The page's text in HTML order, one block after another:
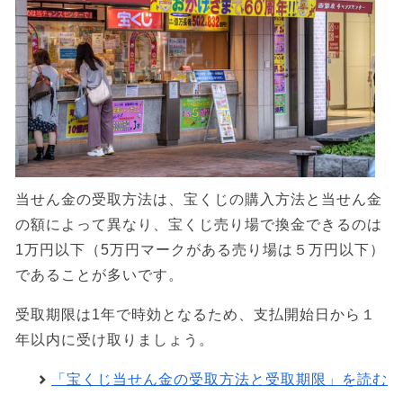
当せん金の受取方法は、宝くじの購入方法と当せん金
の額によって異なり、宝くじ売り場で換金できるのは
1万円以下（5万円マークがある売り場は５万円以下）
であることが多いです。
受取期限は1年で時効となるため、支払開始日から１
年以内に受け取りましょう。
「宝くじ当せん金の受取方法と受取期限」を読む